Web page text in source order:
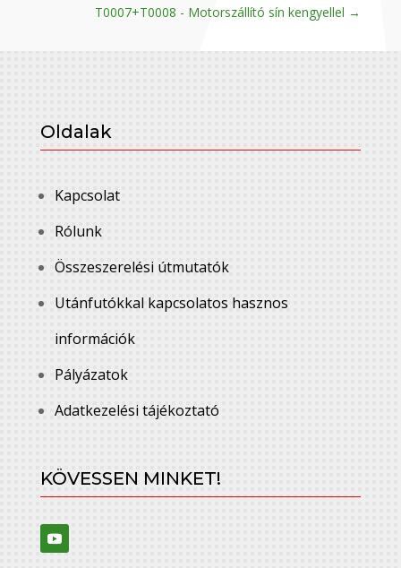
T0007+T0008 - Motorszállító sín kengyellel →
Oldalak
Kapcsolat
Rólunk
Összeszerelési útmutatók
Utánfutókkal kapcsolatos hasznos
információk
Pályázatok
Adatkezelési tájékoztató
KÖVESSEN MINKET!